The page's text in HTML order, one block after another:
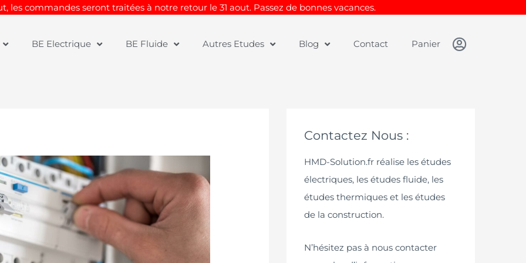
les commandes seront traitées à notre retour le 31 aout. Passez de bonnes vacances.
BE Electrique BE Fluide Autres Etudes Blog Contact Panier
Contactez Nous :
HMD-Solution.fr réalise les études
électriques, les études fluide, les
études thermiques et les études
de la construction.
N’hésitez pas à nous contacter